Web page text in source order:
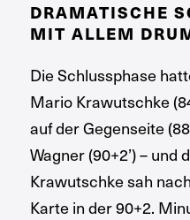
DRAMATISCHE
MIT ALLEM
Die Schlussphase
Mario Krawutschke
auf der Gegenseite
Wagner (90+2’) – und
Krawutschke sah
Karte in der 90+2.